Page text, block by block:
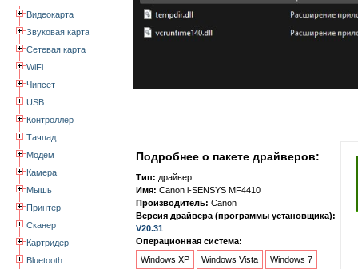
Видеокарта
Звуковая карта
Сетевая карта
WiFi
Чипсет
USB
Контроллер
Тачпад
Модем
Камера
Мышь
Принтер
Сканер
Картридер
Bluetooth
Подробнее о пакете драйверов:
Тип: драйвер
Имя: Canon i-SENSYS MF4410
Производитель: Canon
Версия драйвера (программы установщика):
V20.31
Операционная система:
Windows XP
Windows Vista Windows 7